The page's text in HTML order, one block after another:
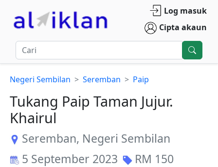
Log masuk
Cipta akaun
Negeri Sembilan Seremban Paip
Tukang Paip Taman Jujur.
Khairul
Seremban, Negeri Sembilan
5 September 2023
RM 150